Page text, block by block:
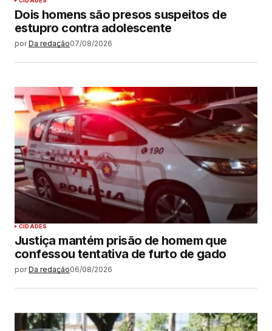
Dois homens são presos suspeitos de
estupro contra adolescente
por Da redação07/08/2026
CIDADES
Justiça mantém prisão de homem que
confessou tentativa de furto de gado
por Da redação06/08/2026